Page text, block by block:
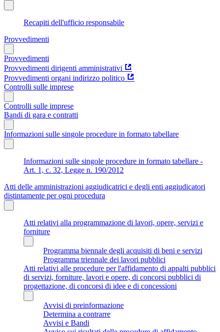
Recapiti dell'ufficio responsabile
Provvedimenti
Provvedimenti
Provvedimenti dirigenti amministrativi
Provvedimenti organi indirizzo politico
Controlli sulle imprese
Controlli sulle imprese
Bandi di gara e contratti
Informazioni sulle singole procedure in formato tabellare
Informazioni sulle singole procedure in formato tabellare -
Art. 1, c. 32, Legge n. 190/2012
Atti delle amministrazioni aggiudicatrici e degli enti aggiudicatori
distintamente per ogni procedura
Atti relativi alla programmazione di lavori, opere, servizi e
forniture
Programma biennale degli acquisiti di beni e servizi
Programma triennale dei lavori pubblici
Atti relativi alle procedure per l'affidamento di appalti pubblici
di servizi, forniture, lavori e opere, di concorsi pubblici di
progettazione, di concorsi di idee e di concessioni
Avvisi di preinformazione
Determina a contrarre
Avvisi e Bandi